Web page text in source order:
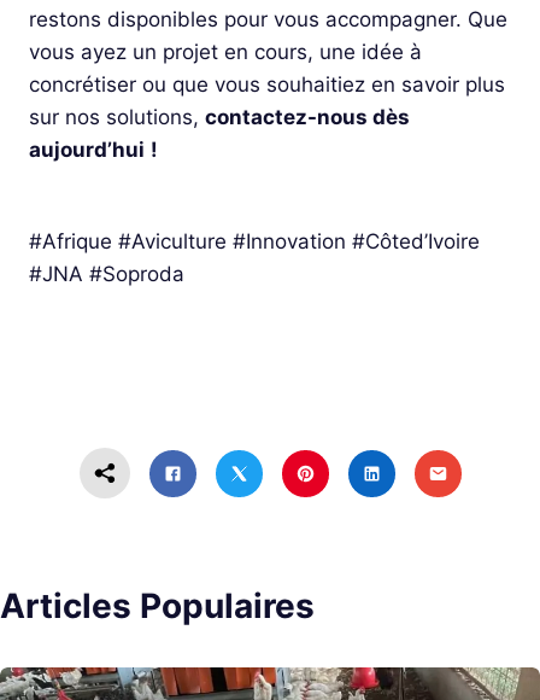
restons disponibles pour vous accompagner. Que
vous ayez un projet en cours, une idée à
concrétiser ou que vous souhaitiez en savoir plus
sur nos solutions, contactez-nous dès
aujourd’hui !
#Afrique #Aviculture #Innovation #Côted’Ivoire
#JNA #Soproda
Articles Populaires